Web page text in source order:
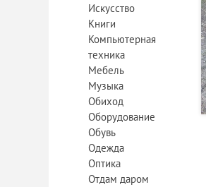
Искусство
Книги
Компьютерная
техника
Мебель
Музыка
Обиход
Оборудование
Обувь
Одежда
Оптика
Отдам даром